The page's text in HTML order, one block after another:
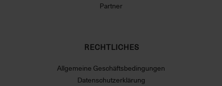
Partner
RECHTLICHES
Allgemeine Geschäftsbedingungen
Datenschutzerklärung